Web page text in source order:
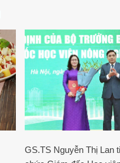
GS.TS Nguyễn Thị Lan